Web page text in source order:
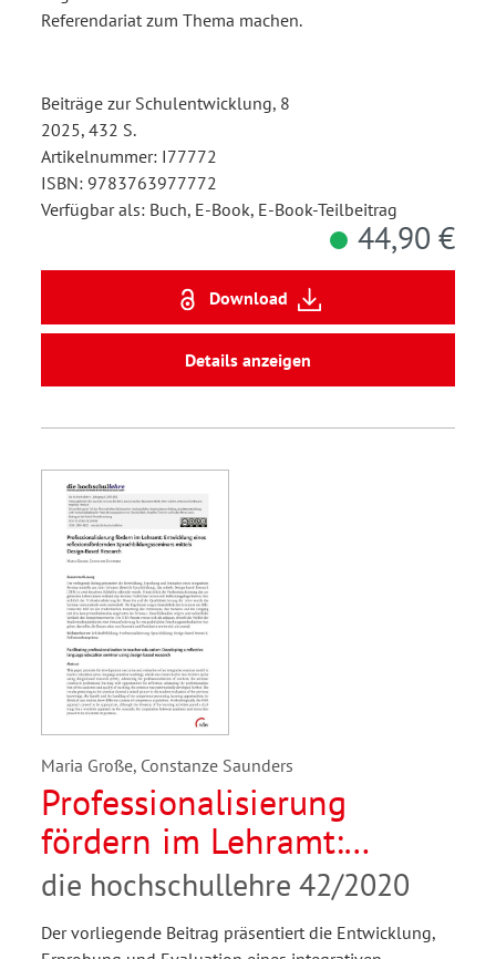
Referendariat zum Thema machen.
Beiträge zur Schulentwicklung, 8
2025, 432 S.
Artikelnummer: I77772
ISBN: 9783763977772
Verfügbar als: Buch, E-Book, E-Book-Teilbeitrag
44,90 €
Download
Details anzeigen
Maria Große, Constanze Saunders
Professionalisierung
fördern im Lehramt:
Entwicklung e.
Sprachbildungsseminars
die hochschullehre 42/2020
Der vorliegende Beitrag präsentiert die Entwicklung,